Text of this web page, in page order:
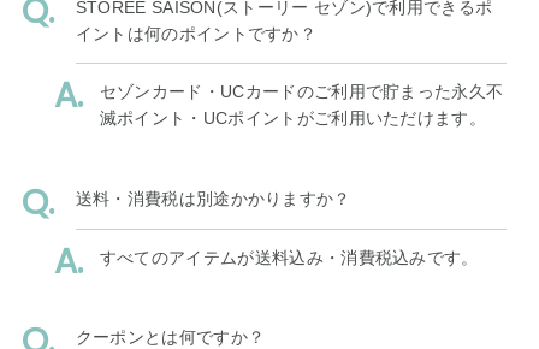
STOREE SAISON(ストーリー セゾン)で利用できるポ
イントは何のポイントですか？
セゾンカード・UCカードのご利用で貯まった永久不
滅ポイント・UCポイントがご利用いただけます。
送料・消費税は別途かかりますか？
すべてのアイテムが送料込み・消費税込みです。
クーポンとは何ですか？